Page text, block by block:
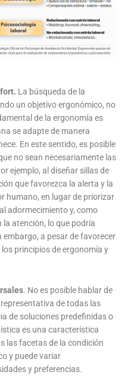
La búsqueda de la
un objetivo ergonómico, no
de la ergonomía es
se adapte de manera
En este sentido, es posible
no sean necesariamente las
ejemplo, al diseñar sillas de
que favorezca la alerta y la
humano, en lugar de priorizar
adormecimiento y, como
atención, lo que podría
a pesar de favorecer
principios de ergonomía y
. No es posible hablar de
de todas las
de soluciones predefinidas o
es una característica
las facetas de la condición
y puede variar
y preferencias.